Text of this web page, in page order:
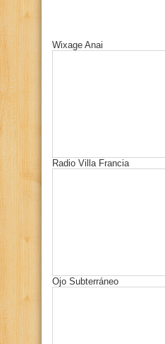
Wixage Anai
Radio Villa Francia
Ojo Subterráneo